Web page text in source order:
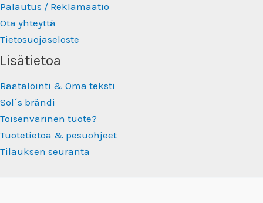
Palautus / Reklamaatio
Ota yhteyttä
Tietosuojaseloste
Lisätietoa
Räätälöinti & Oma teksti
Sol´s brändi
Toisenvärinen tuote?
Tuotetietoa & pesuohjeet
Tilauksen seuranta